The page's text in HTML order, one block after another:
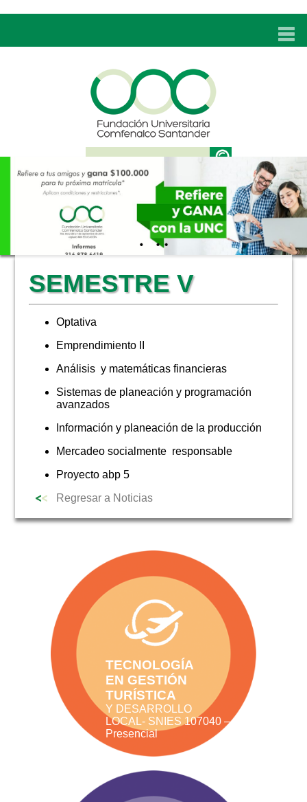
UNC
ADMISIONES
PROGRAMAS
TÉCNICOS LABORALES
BIENESTAR
BIBLIOTECA
SEMESTRE V
Optativa
Emprendimiento II
Análisis y matemáticas financieras
Sistemas de planeación y programación
avanzados
Información y planeación de la producción
Mercadeo socialmente responsable
Proyecto abp 5
Regresar a Noticias
TECNOLOGÍA
EN GESTIÓN
TURÍSTICA
Y DESARROLLO
LOCAL- SNIES 107040 –
Presencial